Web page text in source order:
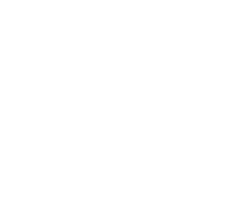
№ KZ47VPY00073582 от 13.07.2023г.,
обязательна.